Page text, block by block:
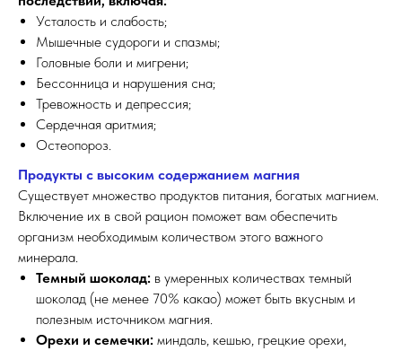
Усталость и слабость;
Мышечные судороги и спазмы;
Головные боли и мигрени;
Бессонница и нарушения сна;
Тревожность и депрессия;
Сердечная аритмия;
Остеопороз.
Продукты с высоким содержанием магния
Существует множество продуктов питания, богатых магнием.
Включение их в свой рацион поможет вам обеспечить
организм необходимым количеством этого важного
минерала.
Темный шоколад: в умеренных количествах темный
шоколад (не менее 70% какао) может быть вкусным и
полезным источником магния.
Орехи и семечки: миндаль, кешью, грецкие орехи,